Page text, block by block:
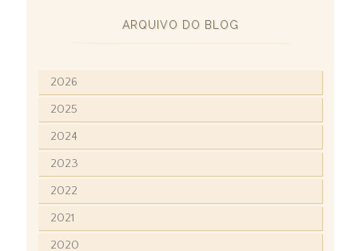
ARQUIVO DO BLOG
2026
2025
2024
2023
2022
2021
2020